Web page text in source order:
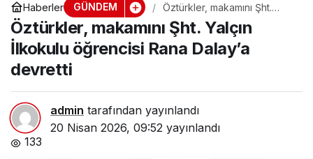
Haberler GÜNDEM
Öztürkler, makamını Şht.
Yalçın İlkokulu öğrencisi
Rana Dalay’a devretti
Öztürkler, makamını Şht. Yalçın
İlkokulu öğrencisi Rana Dalay’a
devretti
admin tarafından yayınlandı
20 Nisan 2026, 09:52 yayınlandı
133